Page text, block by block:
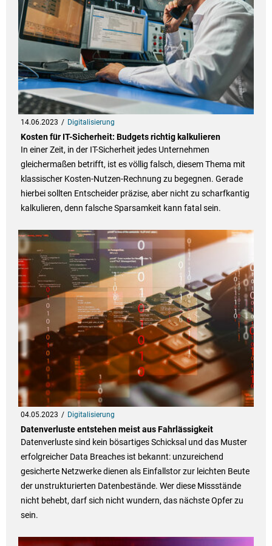
14.06.2023 Digitalisierung
Kosten für IT-Sicherheit: Budgets richtig kalkulieren
In einer Zeit, in der IT-Sicherheit jedes Unternehmen
gleichermaßen betrifft, ist es völlig falsch, diesem Thema mit
klassischer Kosten-Nutzen-Rechnung zu begegnen. Gerade
hierbei sollten Entscheider präzise, aber nicht zu scharfkantig
kalkulieren, denn falsche Sparsamkeit kann fatal sein.
04.05.2023 Digitalisierung
Datenverluste entstehen meist aus Fahrlässigkeit
Datenverluste sind kein bösartiges Schicksal und das Muster
erfolgreicher Data Breaches ist bekannt: unzureichend
gesicherte Netzwerke dienen als Einfallstor zur leichten Beute
der unstrukturierten Datenbestände. Wer diese Missstände
nicht behebt, darf sich nicht wundern, das nächste Opfer zu
sein.